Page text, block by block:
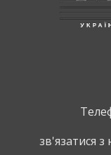
зв'язатися з